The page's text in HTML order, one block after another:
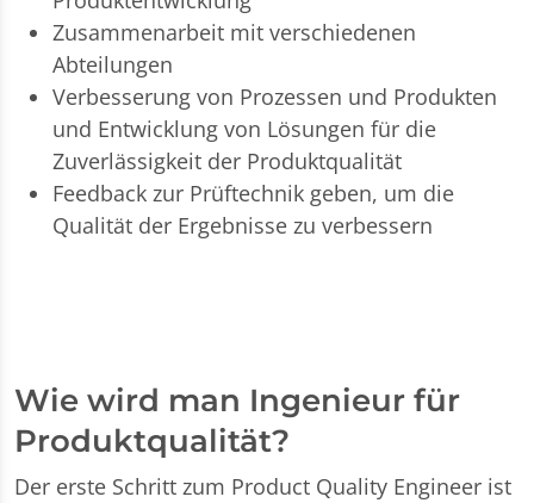
Zusammenarbeit mit verschiedenen
Abteilungen
Verbesserung von Prozessen und Produkten
und Entwicklung von Lösungen für die
Zuverlässigkeit der Produktqualität
Feedback zur Prüftechnik geben, um die
Qualität der Ergebnisse zu verbessern
Wie wird man Ingenieur für
Produktqualität?
Der erste Schritt zum Product Quality Engineer ist